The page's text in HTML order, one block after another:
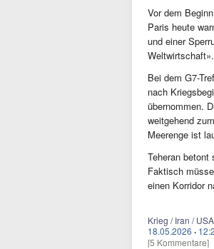
Vor dem
Paris heute
und einer
Bei dem G7-
nach
übernommen.
weitgehend
Meerenge ist
Teheran
Faktisch
einen Korridor
Krieg / Iran /
18.05.2026 ·
[5 Kommentare]